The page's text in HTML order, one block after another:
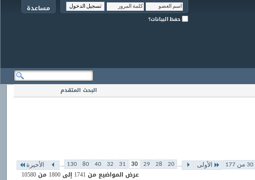
مساعدة
حفظ البيانات؟
البحث المتقدم
الأولى ...
20
28
29
30
31
32
40
80
130
... الأخيرة
عرض المواضيع من 1741 إلى 1800 من 10580